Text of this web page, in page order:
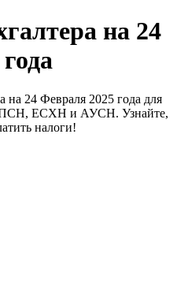
на 24
на 24 Февраля 2025 года для
ЕСХН и АУСН. Узнайте,
налоги!